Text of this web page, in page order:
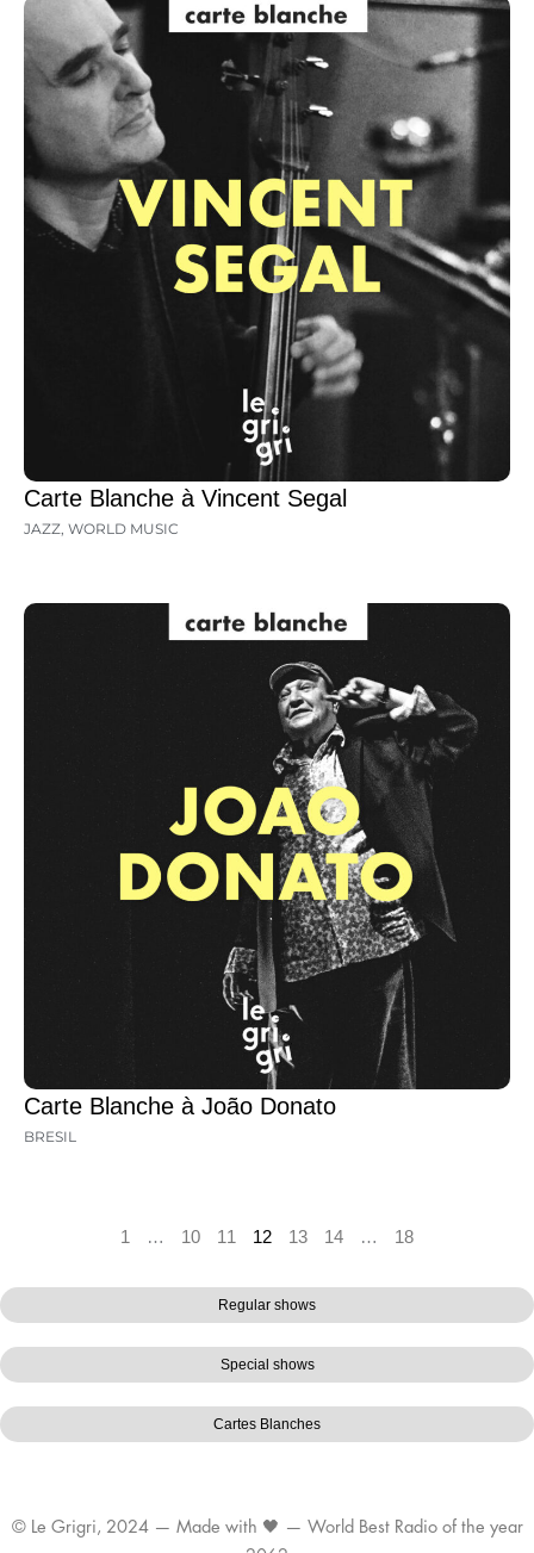
Regular shows
Special shows
Cartes Blanches
Carte Blanche à Vincent Segal
JAZZ, WORLD MUSIC
Carte Blanche à João Donato
BRESIL
1 … 10 11 12 13 14 … 18
© Le Grigri, 2024 — Made with 🖤 — World Best Radio of the year